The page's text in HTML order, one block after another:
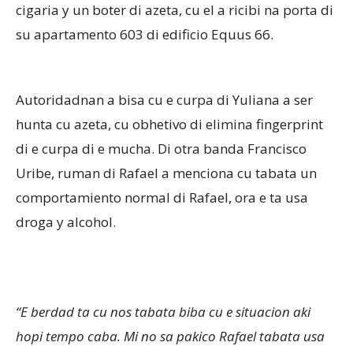
cigaria y un boter di azeta, cu el a ricibi na porta di
su apartamento 603 di edificio Equus 66.
Autoridadnan a bisa cu e curpa di Yuliana a ser
hunta cu azeta, cu obhetivo di elimina fingerprint
di e curpa di e mucha. Di otra banda Francisco
Uribe, ruman di Rafael a menciona cu tabata un
comportamiento normal di Rafael, ora e ta usa
droga y alcohol.
“E berdad ta cu nos tabata biba cu e situacion aki
hopi tempo caba. Mi no sa pakico Rafael tabata usa